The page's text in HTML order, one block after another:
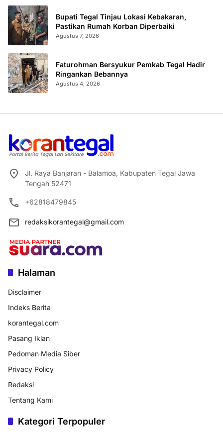
Bupati Tegal Tinjau Lokasi Kebakaran,
Pastikan Rumah Korban Diperbaiki
Agustus 7, 2026
Faturohman Bersyukur Pemkab Tegal Hadir
Ringankan Bebannya
Agustus 4, 2026
Jl. Raya Banjaran - Balamoa, Kabupaten Tegal Jawa
Tengah 52471
+62818479845
redaksikorantegal@gmail.com
Halaman
Disclaimer
Indeks Berita
korantegal.com
Pasang Iklan
Pedoman Media Siber
Privacy Policy
Redaksi
Tentang Kami
Kategori Terpopuler